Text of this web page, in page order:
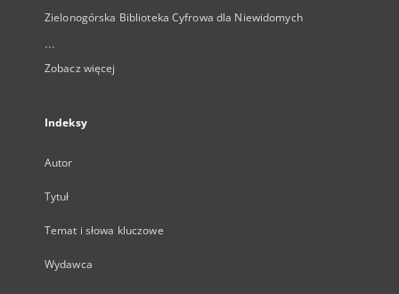
Zielonogórska Biblioteka Cyfrowa dla Niewidomych
...
Zobacz więcej
Indeksy
Autor
Tytuł
Temat i słowa kluczowe
Wydawca